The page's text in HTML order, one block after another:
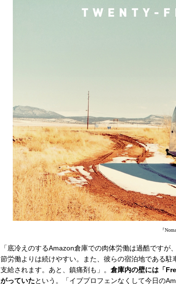
『
「底冷えのするAmazon倉庫での肉体労働は過酷です
節労働よりは続けやすい。また、彼らの宿泊地である
支給されます。あと、鎮痛剤も」。 倉庫内の壁には「
がっていたという。「イブプロフェンなくして今日の